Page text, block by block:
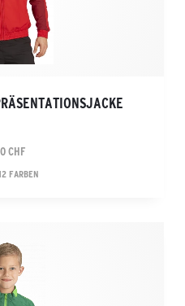
CHF
FARBEN